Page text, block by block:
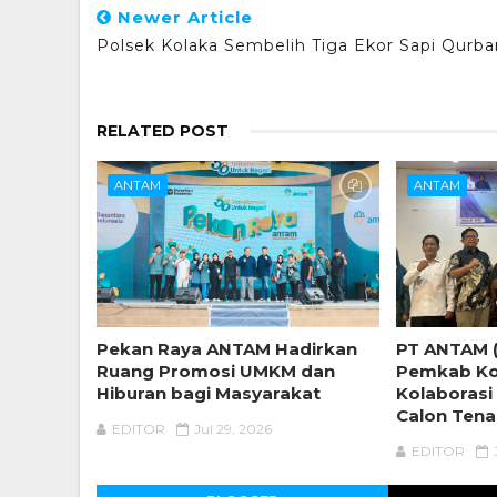
Newer Article
Polsek Kolaka Sembelih Tiga Ekor Sapi
RELATED POST
ANTAM
Pekan Raya ANTAM Hadirkan
Ruang Promosi UMKM dan
Hiburan bagi Masyarakat
EDITOR Jul 29, 2026
ANTAM
PT
Pemkab
Kolaborasi
Calon
EDITOR